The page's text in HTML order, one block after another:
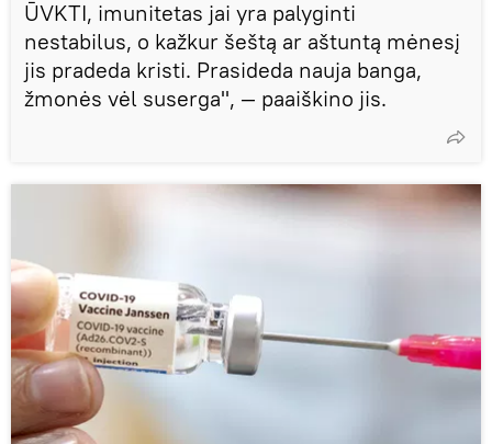
ŪVKTI, imunitetas jai yra palyginti
nestabilus, o kažkur šeštą ar aštuntą mėnesį
jis pradeda kristi. Prasideda nauja banga,
žmonės vėl suserga", — paaiškino jis.